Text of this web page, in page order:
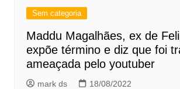
Sem categoria
Maddu Magalhães, ex de
expõe término e diz que foi
ameaçada pelo youtuber
mark ds 18/08/2022